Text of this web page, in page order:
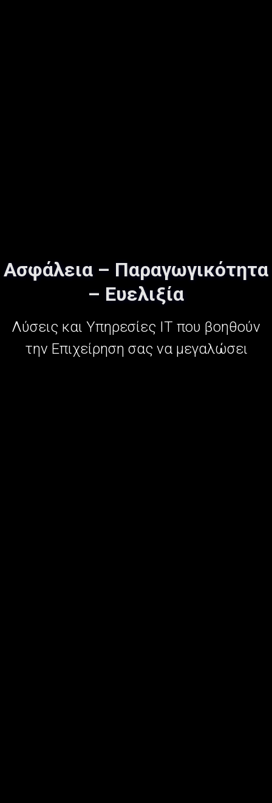
Ασφάλεια – Παραγωγικότητα
– Ευελιξία
Λύσεις και Υπηρεσίες IT που βοηθούν
την Επιχείρηση σας να μεγαλώσει